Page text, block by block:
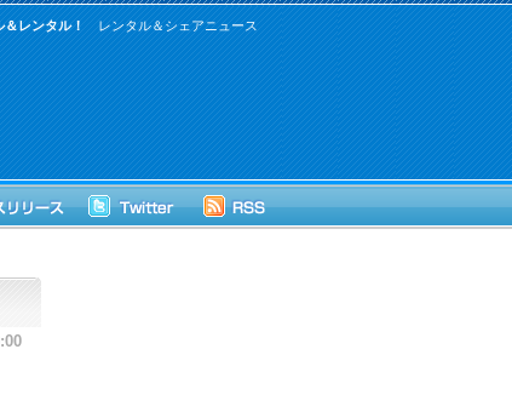
レンタル＆シェアニュース
＆レンタル！